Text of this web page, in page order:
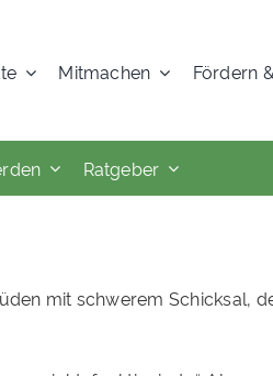
Mitmachen Fördern
Ratgeber
mit schwerem Schicksal,